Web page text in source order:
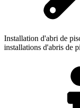
Installation d'abri de
installations d'abris de